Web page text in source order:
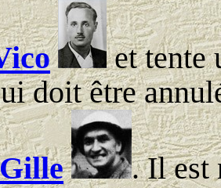
et tente
doit être
. Il est